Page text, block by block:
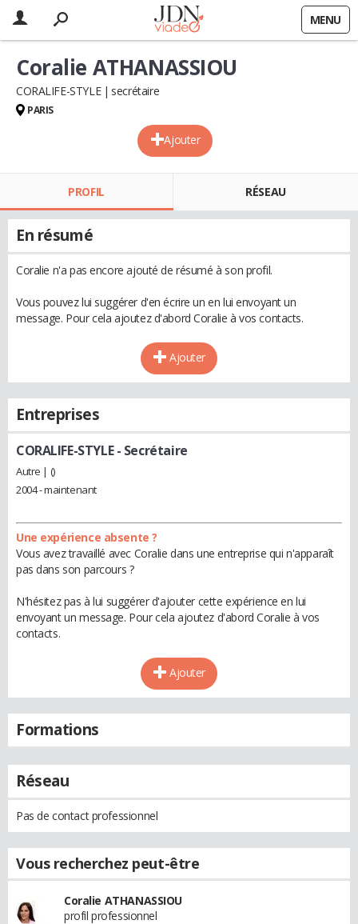
MENU
Ajouter
Coralie ATHANASSIOU
CORALIFE-STYLE secrétaire
PARIS
PROFIL RÉSEAU
En résumé
Coralie n'a pas encore ajouté de résumé à son profil.
Vous pouvez lui suggérer d'en écrire un en lui envoyant un
message. Pour cela ajoutez d'abord Coralie à vos contacts.
Ajouter
Entreprises
CORALIFE-STYLE- Secrétaire
Autre | ()
2004 - maintenant
Une expérience absente ?
Vous avez travaillé avec Coralie dans une entreprise qui n'apparaît
pas dans son parcours ?
N'hésitez pas à lui suggérer d'ajouter cette expérience en lui
envoyant un message. Pour cela ajoutez d'abord Coralie à vos
contacts.
Ajouter
Formations
Réseau
Pas de contact professionnel
Vous recherchez peut-être
Coralie ATHANASSIOU
profil professionnel